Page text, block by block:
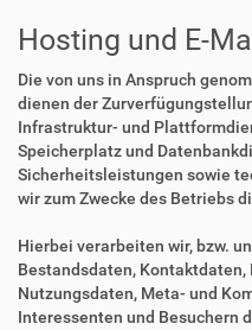
Hosting und E-
Die von uns in Anspruch
dienen der
Infrastruktur- und
Speicherplatz und
Sicherheitsleistungen sowie
wir zum Zwecke des Betriebs
Hierbei verarbeiten wir, bzw.
Bestandsdaten,
Nutzungsdaten, Meta- und
Interessenten und Besuchern